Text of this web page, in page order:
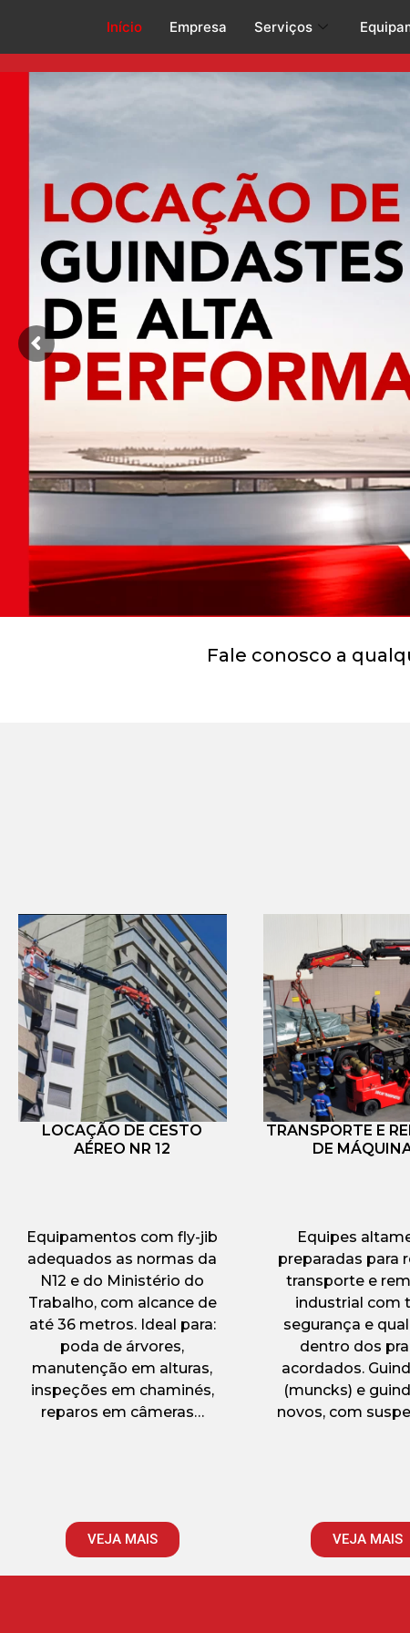
Início Empresa Serviços
Fale conosco a
LOCAÇÃO DE CESTO
AÉREO NR 12
TRANSPORTE E
DE
Equipamentos com fly-jib
adequados as normas da
N12 e do Ministério do
Trabalho, com alcance de
até 36 metros. Ideal para:
poda de árvores,
manutenção em alturas,
inspeções em chaminés,
reparos em câmeras…
Equipes
preparadas para
transporte e
industrial com
segurança e
dentro dos
acordados.
(muncks) e
novos, com
VEJA MAIS VEJA MAIS